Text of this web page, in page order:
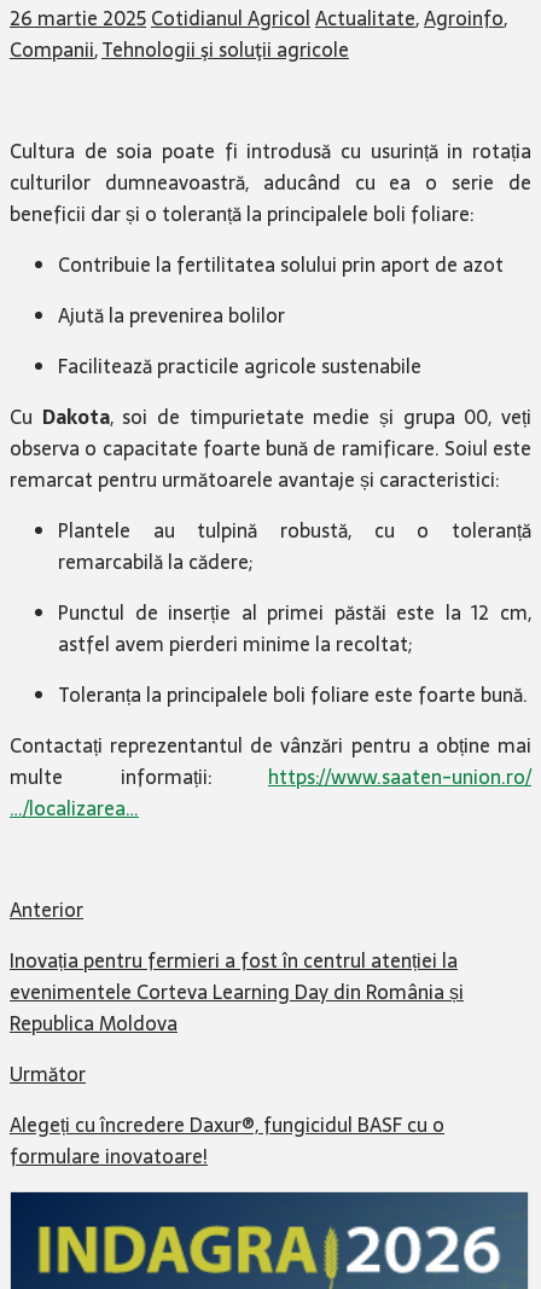
26 martie 2025Cotidianul AgricolActualitate,Agroinfo,
Companii,Tehnologii şi soluţii agricole
Cultura de soia poate fi introdusă cu usurință in rotația
culturilor dumneavoastră, aducând cu ea o serie de
beneficii dar și o toleranță la principalele boli foliare:
Contribuie la fertilitatea solului prin aport de azot
Ajută la prevenirea bolilor
Facilitează practicile agricole sustenabile
Cu Dakota, soi de timpurietate medie și grupa 00, veți
observa o capacitate foarte bună de ramificare. Soiul este
remarcat pentru următoarele avantaje și caracteristici:
Plantele au tulpină robustă, cu o toleranță
remarcabilă la cădere;
Punctul de inserție al primei păstăi este la 12 cm,
astfel avem pierderi minime la recoltat;
Toleranța la principalele boli foliare este foarte bună.
Contactați reprezentantul de vânzări pentru a obține mai
multe informații: https://www.saaten-union.ro/
…/localizarea…
Anterior
Inovația pentru fermieri a fost în centrul atenției la
evenimentele Corteva Learning Day din România și
Republica Moldova
Următor
Alegeți cu încredere Daxur®, fungicidul BASF cu o
formulare inovatoare!